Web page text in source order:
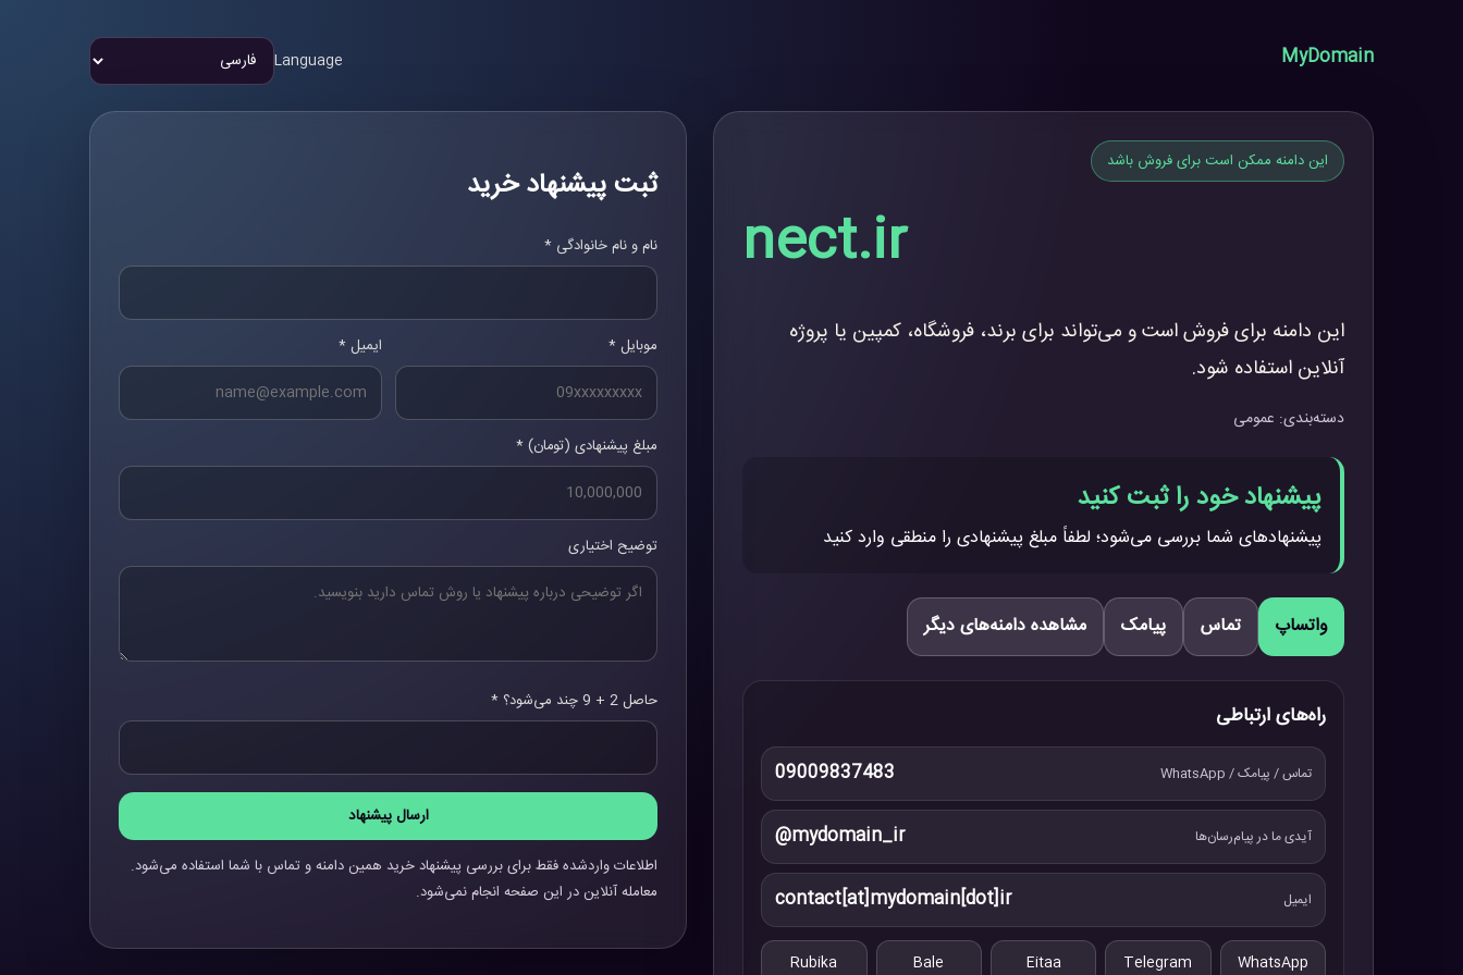
MyDomain
Language
این دامنه ممکن است برای فروش باشد
nect.ir
این دامنه برای فروش است و می‌تواند برای برند، فروشگاه، کمپین یا پروژه
آنلاین استفاده شود.
دسته‌بندی: عمومی
پیشنهاد خود را ثبت کنید
پیشنهادهای شما بررسی می‌شود؛ لطفاً مبلغ پیشنهادی را منطقی وارد کنید
واتساپ تماس پیامک مشاهده دامنه‌های دیگر
راه‌های ارتباطی
تماس / پیامک / WhatsApp 09009837483
آیدی ما در پیام‌رسان‌ها @mydomain_ir
ایمیل contact[at]mydomain[dot]ir
WhatsApp
Telegram
Eitaa
Bale
Rubika
ثبت پیشنهاد خرید
نام و نام خانوادگی *
موبایل * ایمیل *
مبلغ پیشنهادی (تومان) *
توضیح اختیاری
حاصل 2 + 9 چند می‌شود؟ *
ارسال پیشنهاد
اطلاعات واردشده فقط برای بررسی پیشنهاد خرید همین دامنه و تماس با شما استفاده می‌شود.
معامله آنلاین در این صفحه انجام نمی‌شود.